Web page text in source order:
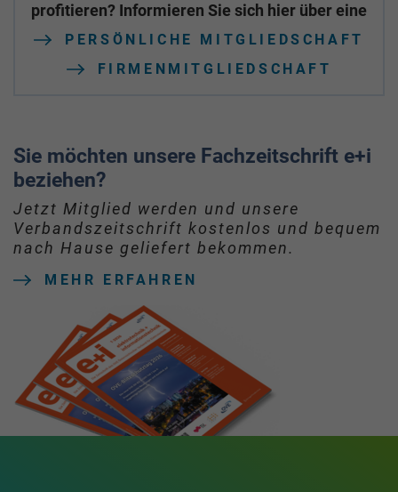
profitieren? Informieren Sie sich hier über eine
PERSÖNLICHE MITGLIEDSCHAFT
FIRMENMITGLIEDSCHAFT
Sie möchten unsere Fachzeitschrift e+i
beziehen?
Jetzt Mitglied werden und unsere
Verbandszeitschrift kostenlos und bequem
nach Hause geliefert bekommen.
MEHR ERFAHREN